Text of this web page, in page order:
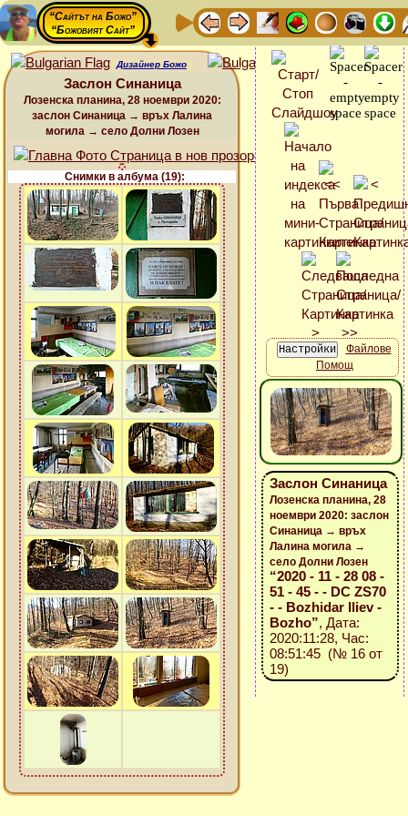
“Сайтът на Божо”
“Божовият Сайт”
Дизайнер Божо
Заслон Синаница
Лозенска планина, 28 ноември 2020:
заслон Синаница → връх Лалина
могила → село Долни Лозен
Снимки в албума (19):
Файлове
Помощ
Заслон Синаница
Лозенска планина, 28
ноември 2020: заслон
Синаница → връх
Лалина могила →
село Долни Лозен
“2020 - 11 - 28 08 -
51 - 45 - - DC ZS70
- - Bozhidar Iliev -
Bozho”, Дата:
2020:11:28, Час:
08:51:45 (№ 16 от
19)